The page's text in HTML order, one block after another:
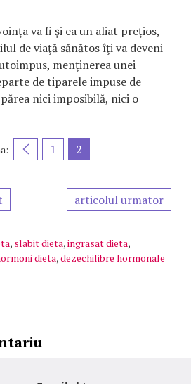
va fi şi ea un aliat preţios,
de viaţă sănătos îţi va deveni
menţinerea unei
de tiparele impuse de
nici imposibilă, nici o
1 2
articolul urmator
, slabit dieta,ingrasat dieta,
dieta,dezechilibre hormonale